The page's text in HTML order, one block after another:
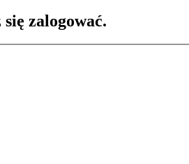
zalogować.